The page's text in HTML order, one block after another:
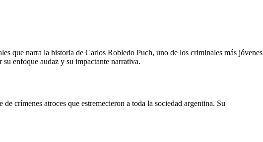
que narra la historia de Carlos Robledo Puch, uno de los criminales más jóvenes
enfoque audaz y su impactante narrativa.
crímenes atroces que estremecieron a toda la sociedad argentina. Su